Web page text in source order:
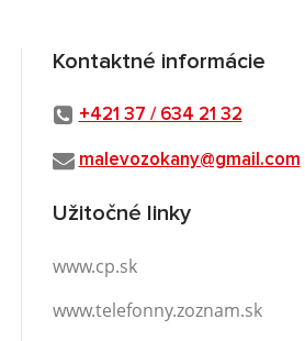
Kontaktné informácie
+421 37 / 634 21 32
malevozokany@gmail.com
Užitočné linky
www.cp.sk
www.telefonny.zoznam.sk